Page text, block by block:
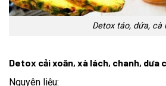
Detox táo, dứa, cà
Detox cải xoăn, xà lách, chanh, dưa
Nguyên liệu: